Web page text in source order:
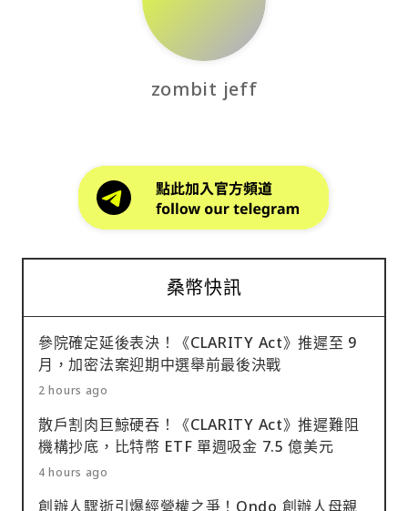
zombit jeff
桑幣快訊
參院確定延後表決！《CLARITY Act》推遲至 9
月，加密法案迎期中選舉前最後決戰
2 hours ago
散戶割肉巨鯨硬吞！《CLARITY Act》推遲難阻
機構抄底，比特幣 ETF 單週吸金 7.5 億美元
4 hours ago
創辦人驟逝引爆經營權之爭！Ondo 創辦人母親